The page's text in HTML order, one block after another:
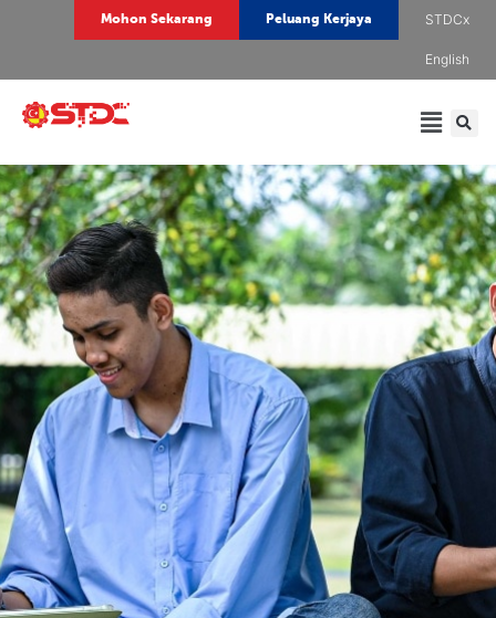
Mohon Sekarang Peluang Kerjaya STDCx
English